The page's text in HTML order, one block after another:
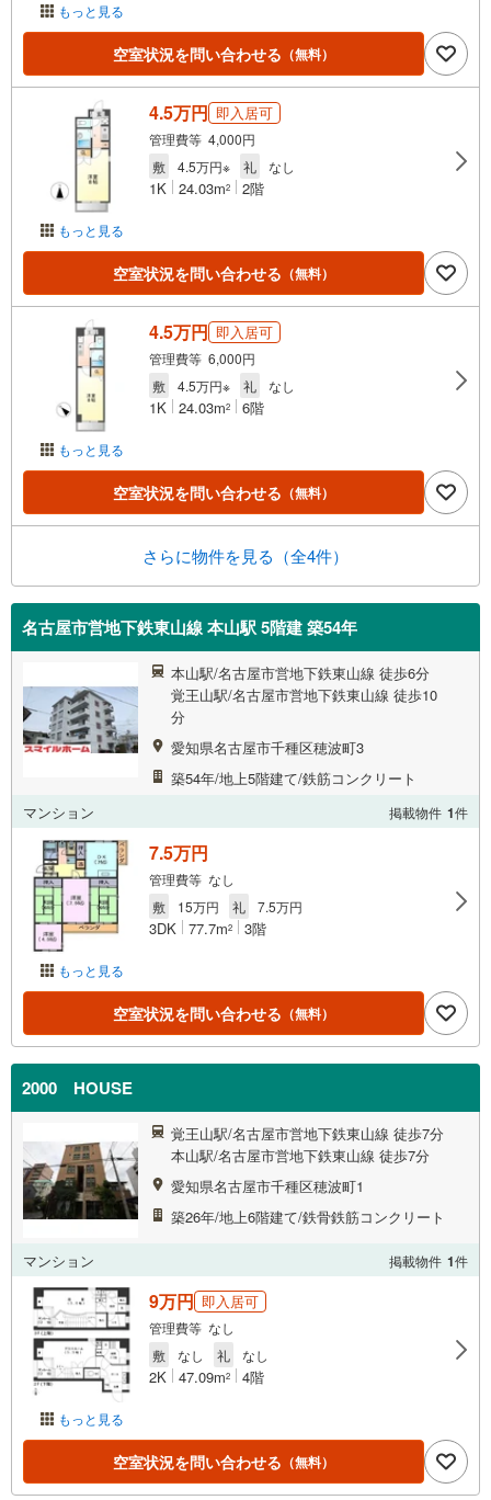
もっと見る
空室状況を問い合わせる （無料）
もっと見る
4.5万円 即入居可
管理費等 4,000円
敷
4.5万円※ 礼 なし
1K 24.03m2 2階
空室状況を問い合わせる （無料）
もっと見る
4.5万円 即入居可
管理費等 6,000円
敷
4.5万円※ 礼 なし
1K 24.03m2 6階
空室状況を問い合わせる （無料）
さらに物件を見る（全4件）
名古屋市営地下鉄東山線 本山駅 5階建 築54年
本山駅/名古屋市営地下鉄東山線 徒歩6分
覚王山駅/名古屋市営地下鉄東山線 徒歩10
分
愛知県名古屋市千種区穂波町3
築54年/地上5階建て/鉄筋コンクリート
マンション
掲載物件 1件
もっと見る
7.5万円
管理費等 なし
敷
15万円 礼 7.5万円
3DK 77.7m2 3階
空室状況を問い合わせる （無料）
2000 HOUSE
覚王山駅/名古屋市営地下鉄東山線 徒歩7分
本山駅/名古屋市営地下鉄東山線 徒歩7分
愛知県名古屋市千種区穂波町1
築26年/地上6階建て/鉄骨鉄筋コンクリート
マンション 掲載物件 1件
もっと見る
9万円 即入居可
管理費等 なし
敷
なし 礼 なし
2K 47.09m2 4階
空室状況を問い合わせる （無料）